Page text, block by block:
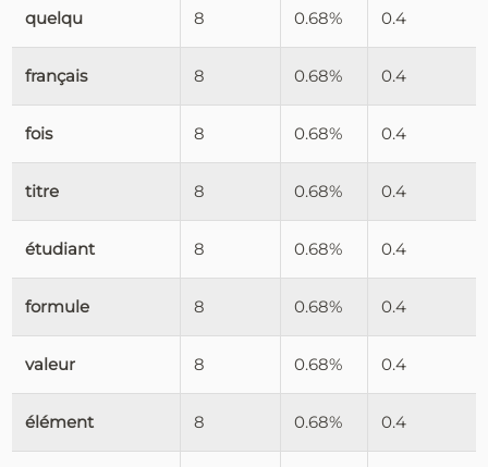
quelqu 8 0.68% 0.4
français 8 0.68% 0.4
fois 8 0.68% 0.4
titre 8 0.68% 0.4
étudiant 8 0.68% 0.4
formule 8 0.68% 0.4
valeur 8 0.68% 0.4
élément 8 0.68% 0.4